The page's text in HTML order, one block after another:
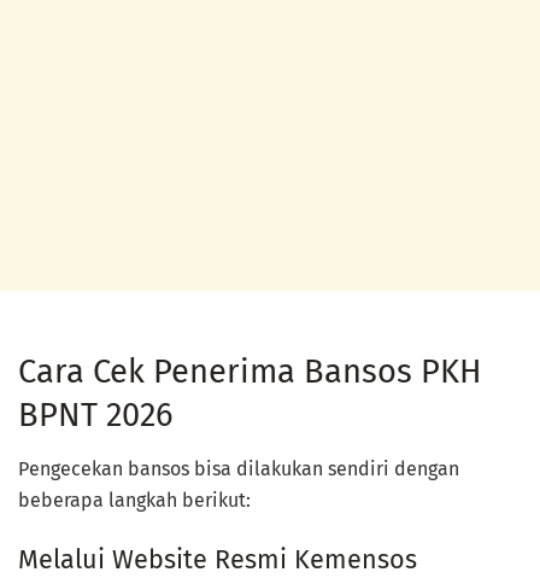
Cara Cek Penerima Bansos PKH
BPNT 2026
Pengecekan bansos bisa dilakukan sendiri dengan
beberapa langkah berikut:
Melalui Website Resmi Kemensos